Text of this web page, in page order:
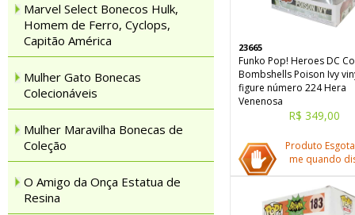
Marvel Select Bonecos Hulk,
Homem de Ferro, Cyclops,
Capitão América
Mulher Gato Bonecas
Colecionáveis
Mulher Maravilha Bonecas de
Coleção
O Amigo da Onça Estatua de
Resina
23665
Funko Pop! Heroes DC
Bombshells Poison Ivy
figure número 224 Hera
Venenosa
R$ 349,00
Produto
me quando